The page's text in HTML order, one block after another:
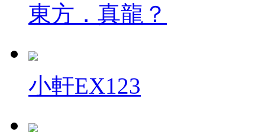
東方．真龍？
小軒EX123